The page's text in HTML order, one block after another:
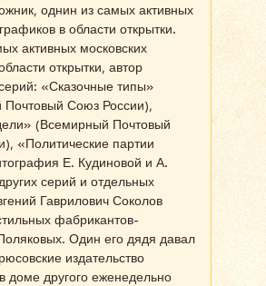
однин из самых активных
в области открытки.
активных московских
открытки, автор
«Сказочные типы»
Союз России),
(Всемирный Почтовый
«Политические партии
Е. Кудиновой и А.
серий и отдельных
Гаврилович Соколов
фабрикантов-
Один его дядя давал
издательство
доме другого еженедельно